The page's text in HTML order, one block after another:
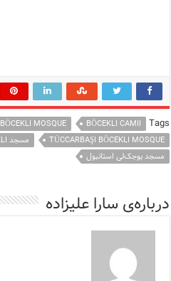
Tags
BÖCEKLI CAMII
BÖCEKLI MOSQUE
TÜCCARBAŞI BÖCEKLI MOSQUE
مسجد BÖCEKLI استانبول
مسجد بوجک‌لی استانبول
درباره‌ی سارا علیزاده